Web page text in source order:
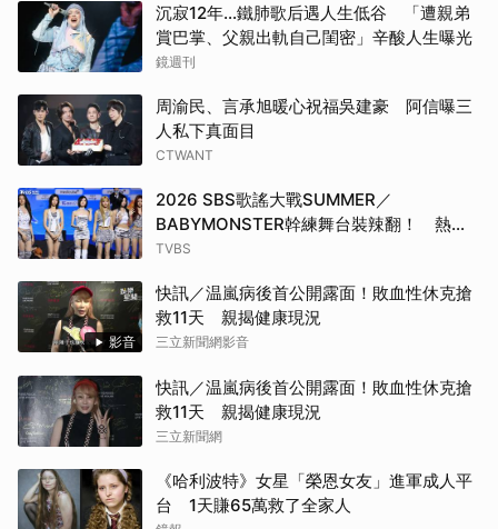
沉寂12年…鐵肺歌后遇人生低谷 「遭親弟
賞巴掌、父親出軌自己閨密」辛酸人生曝光
鏡週刊
周渝民、言承旭暖心祝福吳建豪 阿信曝三
人私下真面目
CTWANT
2026 SBS歌謠大戰SUMMER／
BABYMONSTER幹練舞台裝辣翻！ 熱情
邀舞：跟我們一起跳
TVBS
影音
快訊／温嵐病後首公開露面！敗血性休克搶
救11天 親揭健康現況
三立新聞網影音
快訊／温嵐病後首公開露面！敗血性休克搶
救11天 親揭健康現況
三立新聞網
《哈利波特》女星「榮恩女友」進軍成人平
台 1天賺65萬救了全家人